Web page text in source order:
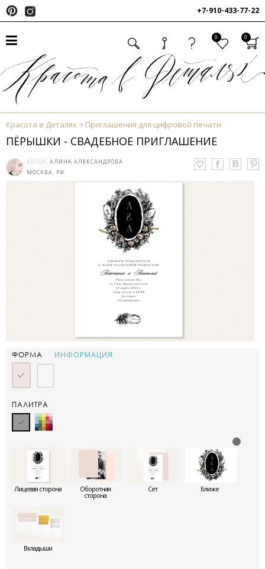
+7-910-433-77-22
0 0
Красота в Деталях Приглашения для цифровой печати
ПЁРЫШКИ - СВАДЕБНОЕ ПРИГЛАШЕНИЕ
АВТОР: АЛИНА АЛЕКСАНДРОВА
МОСКВА, РФ
ФОРМА ИНФОРМАЦИЯ
ПАЛИТРА
Лицевая сторона Оборотная
сторона
Сет Ближе
Вкладыши